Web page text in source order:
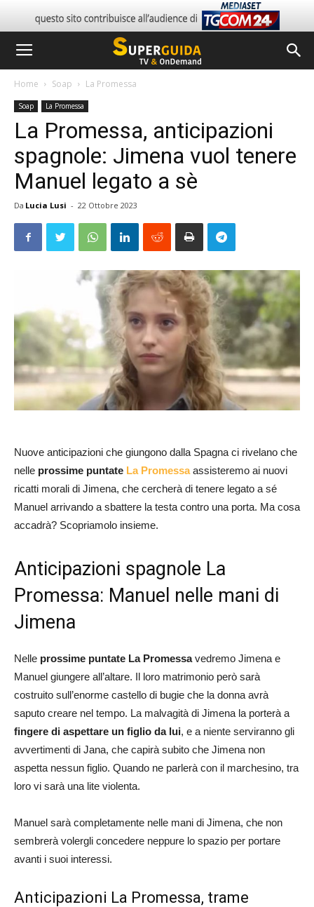
Home Soap La Promessa
Soap La Promessa
La Promessa, anticipazioni
spagnole: Jimena vuol tenere
Manuel legato a sè
Da Lucia Lusi - 22 Ottobre 2023
Nuove anticipazioni che giungono dalla Spagna ci rivelano che
nelle prossime puntate La Promessaassisteremo ai nuovi
ricatti morali di Jimena, che cercherà di tenere legato a sé
Manuel arrivando a sbattere la testa contro una porta. Ma cosa
accadrà? Scopriamolo insieme.
Anticipazioni spagnole La
Promessa: Manuel nelle mani di
Jimena
Nelle prossime puntate La Promessavedremo Jimena e
Manuel giungere all’altare. Il loro matrimonio però sarà
costruito sull’enorme castello di bugie che la donna avrà
saputo creare nel tempo. La malvagità di Jimena la porterà a
fingere di aspettare un figlio da lui, e a niente serviranno gli
avvertimenti di Jana, che capirà subito che Jimena non
aspetta nessun figlio. Quando ne parlerà con il marchesino, tra
loro vi sarà una lite violenta.
Manuel sarà completamente nelle mani di Jimena, che non
sembrerà volergli concedere neppure lo spazio per portare
avanti i suoi interessi.
Anticipazioni La Promessa, trame